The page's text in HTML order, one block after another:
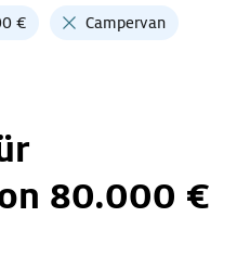
€ Campervan
80.000 €